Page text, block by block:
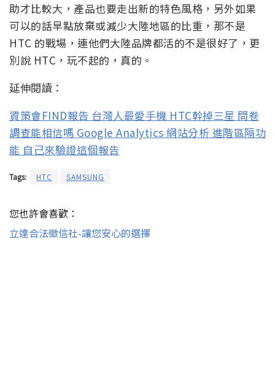
助才比較大，產品也要走出新的特色風格，另外如果
可以的話早點放棄或減少大陸地區的比重，那不是
HTC 的戰場，連他們大陸品牌都活的不是很好了，更
別說 HTC，玩不起的，真的。
延伸閱讀：
資策會FIND報告 台灣人最愛手機 HTC幹掉三星 問卷
調查能相信嗎 Google Analytics 網站分析 進階區隔功
能 自己來驗證這個報告
Tags: HTC SAMSUNG
您也許會喜歡：
立達合法徵信社-讓您安心的選擇